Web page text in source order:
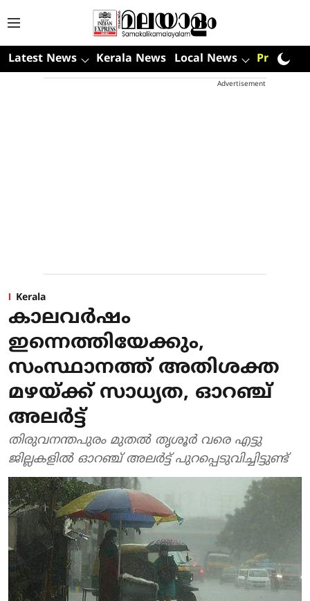
Latest News Kerala News Local News Premium
Advertisement
Kerala
കാലവര്‍ഷം
ഇന്നെത്തിയേക്കും,
സംസ്ഥാനത്ത് അതിശക്ത
മഴയ്ക്ക് സാധ്യത, ഓറഞ്ച്
അലര്‍ട്ട്
തിരുവനന്തപുരം മുതല്‍ തൃശൂര്‍ വരെ എട്ടു
ജില്ലകളില്‍ ഓറഞ്ച് അലര്‍ട്ട് പുറപ്പെടുവിച്ചിട്ടുണ്ട്